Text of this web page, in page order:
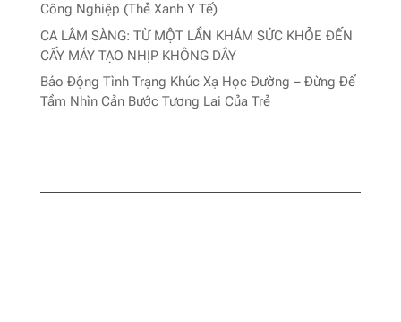
Công Nghiệp (Thẻ Xanh Y Tế)
CA LÂM SÀNG: TỪ MỘT LẦN KHÁM SỨC KHỎE ĐẾN
CẤY MÁY TẠO NHỊP KHÔNG DÂY
Báo Động Tình Trạng Khúc Xạ Học Đường – Đừng Để
Tầm Nhìn Cản Bước Tương Lai Của Trẻ